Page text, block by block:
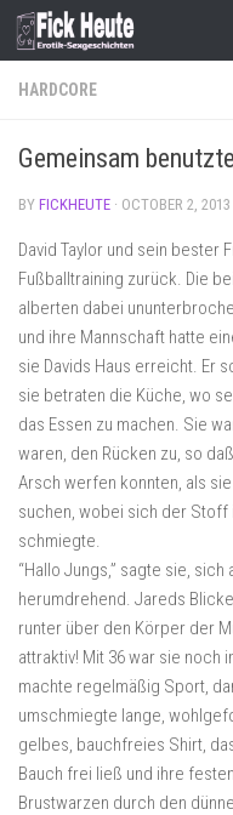
Skip to content
HARDCORE
Gemeinsam
BY FICKHEUTE · OCTOBER 2, 2013
David Taylor und sein bester
Fußballtraining zurück. Die
alberten dabei
und ihre Mannschaft hatte
sie Davids Haus erreicht. Er
sie betraten die Küche, wo
das Essen zu machen. Sie
waren, den Rücken zu, so
Arsch werfen konnten, als
suchen, wobei sich der Stoff
schmiegte.
“Hallo Jungs,” sagte sie,
herumdrehend. Jareds
runter über den Körper der
attraktiv! Mit 36 war sie noch
machte regelmäßig Sport,
umschmiegte lange,
gelbes, bauchfreies Shirt,
Bauch frei ließ und ihre
Brustwarzen durch den